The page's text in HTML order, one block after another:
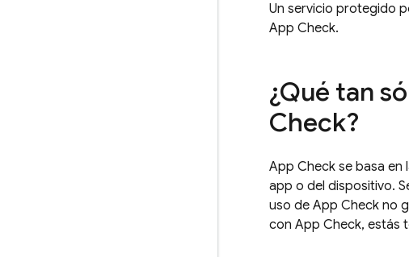
Un servicio protegido
App Check.
¿Qué tan
Check?
App Check se basa en
app o del dispositivo.
uso de App Check no
con App Check, estás